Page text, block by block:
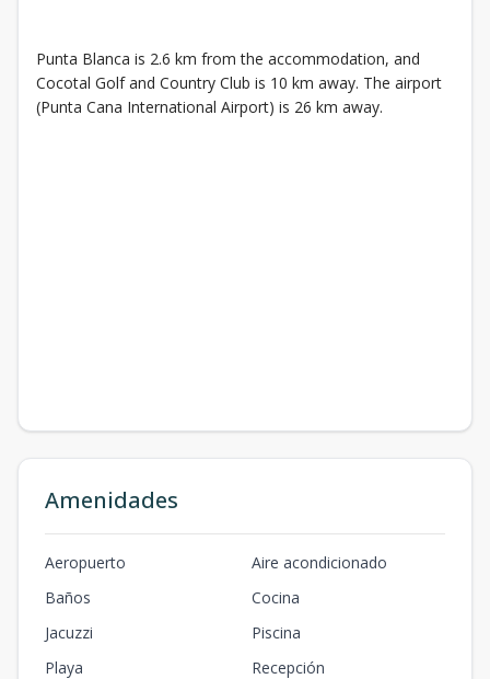
Punta Blanca is 2.6 km from the accommodation, and
Cocotal Golf and Country Club is 10 km away. The airport
(Punta Cana International Airport) is 26 km away.
Amenidades
Aeropuerto
Aire acondicionado
Baños
Cocina
Jacuzzi
Piscina
Playa
Recepción